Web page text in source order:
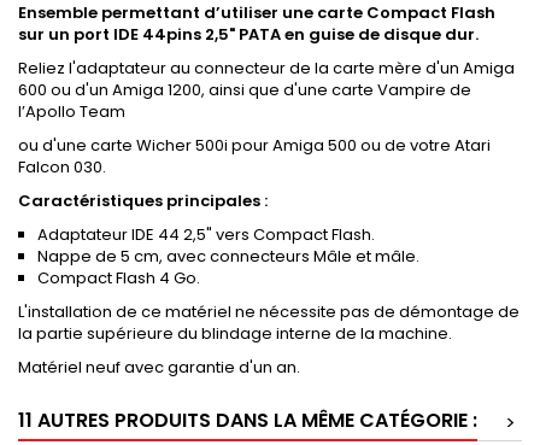
Ensemble permettant d’utiliser une carte Compact Flash
sur un port IDE 44pins 2,5" PATA en guise de disque dur.
Reliez l'adaptateur au connecteur de la carte mère d'un Amiga
600 ou d'un Amiga 1200, ainsi que d'une carte Vampire de
l’Apollo Team
ou d'une carte Wicher 500i pour Amiga 500 ou de votre Atari
Falcon 030.
Caractéristiques principales :
Adaptateur IDE 44 2,5" vers Compact Flash.
Nappe de 5 cm, avec connecteurs Mâle et mâle.
Compact Flash 4 Go.
L'installation de ce matériel ne nécessite pas de démontage de
la partie supérieure du blindage interne de la machine.
Matériel neuf avec garantie d'un an.
11 AUTRES PRODUITS DANS LA MÊME CATÉGORIE :
>